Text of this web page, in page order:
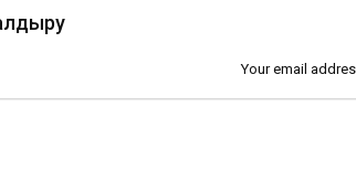
Your email